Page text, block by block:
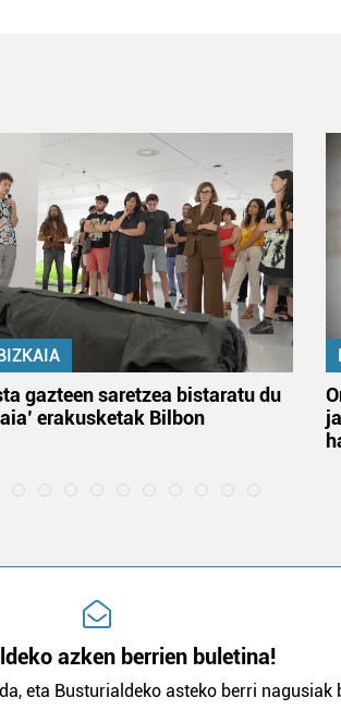
gazteen saretzea bistaratu du
erakusketak Bilbon
azken berrien buletina!
eta Busturialdeko asteko berri nagusiak